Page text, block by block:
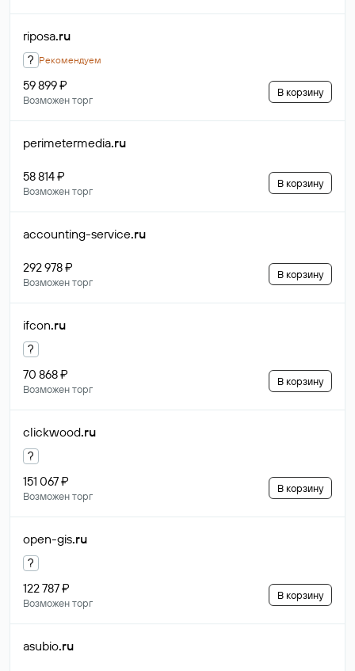
riposa.ru
? Рекомендуем
59 899 ₽
Возможен торг
В корзину
perimetermedia.ru
58 814 ₽
Возможен торг
В корзину
accounting-service.ru
292 978 ₽
Возможен торг
В корзину
ifcon.ru
?
70 868 ₽
Возможен торг
В корзину
clickwood.ru
?
151 067 ₽
Возможен торг
В корзину
open-gis.ru
?
122 787 ₽
Возможен торг
В корзину
asubio.ru